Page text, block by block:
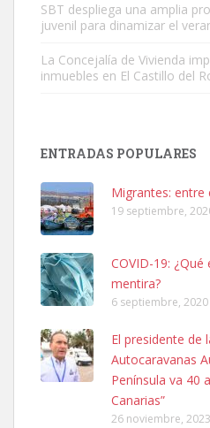
Leales.org » Gran Canaria
SHIBA PERDIDO AVDA JOSE
PERRO MACHO RAZA SHIBA CON
06/07/2025 ZONA MESA Y LOPEZ.
Leales.org » Gran Canaria
6.7.2025
SBT despliega una amplia
juvenil para dinamizar el
La Concejalía de Vivienda
inmuebles en El Castillo del
ENTRADAS POPULARES
Migrantes: entre
19 septiembre,
COVID-19:
mentira?
6 septiembre, 2020
El presidente de
Autocaravanas
Península va 40
Canarias”
26 noviembre, 2023